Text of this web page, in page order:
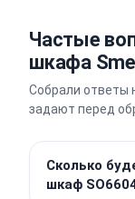
Частые
шкафа
Собрали ответы
задают перед
Сколько
шкаф